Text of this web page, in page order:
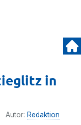
in
Autor: Redaktion